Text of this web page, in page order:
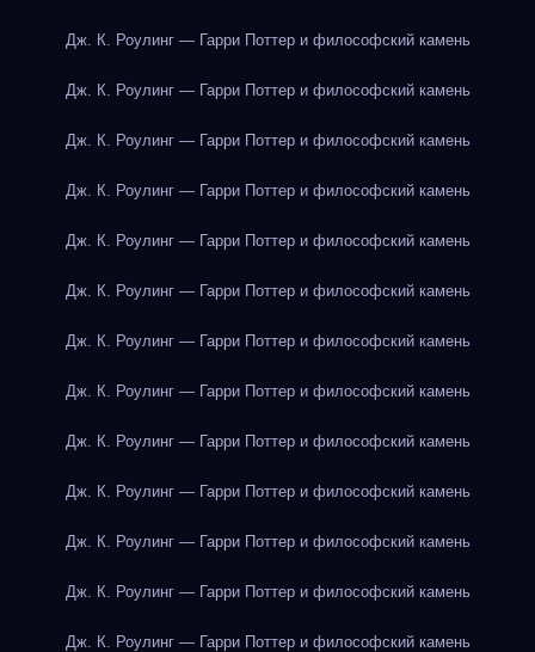
Дж. К. Роулинг — Гарри Поттер и философский камень
Дж. К. Роулинг — Гарри Поттер и философский камень
Дж. К. Роулинг — Гарри Поттер и философский камень
Дж. К. Роулинг — Гарри Поттер и философский камень
Дж. К. Роулинг — Гарри Поттер и философский камень
Дж. К. Роулинг — Гарри Поттер и философский камень
Дж. К. Роулинг — Гарри Поттер и философский камень
Дж. К. Роулинг — Гарри Поттер и философский камень
Дж. К. Роулинг — Гарри Поттер и философский камень
Дж. К. Роулинг — Гарри Поттер и философский камень
Дж. К. Роулинг — Гарри Поттер и философский камень
Дж. К. Роулинг — Гарри Поттер и философский камень
Дж. К. Роулинг — Гарри Поттер и философский камень